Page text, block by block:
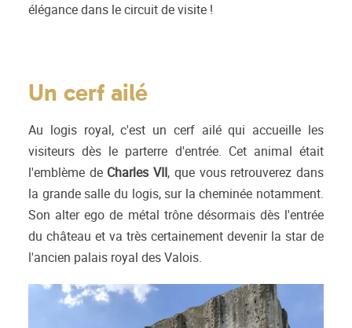
élégance dans le circuit de visite !
Un cerf ailé
Au logis royal, c'est un cerf ailé qui accueille les
visiteurs dès le parterre d'entrée. Cet animal était
l'emblème deCharles VII, que vous retrouverez dans
la grande salle du logis, sur la cheminée notamment.
Son alter ego de métal trône désormais dès l'entrée
du château et va très certainement devenir la star de
l'ancien palais royal des Valois.